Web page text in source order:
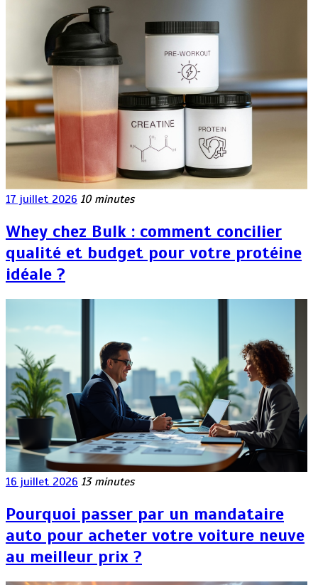
17 juillet 2026 10 minutes
Whey chez Bulk : comment concilier
qualité et budget pour votre protéine
idéale ?
16 juillet 2026 13 minutes
Pourquoi passer par un mandataire
auto pour acheter votre voiture neuve
au meilleur prix ?